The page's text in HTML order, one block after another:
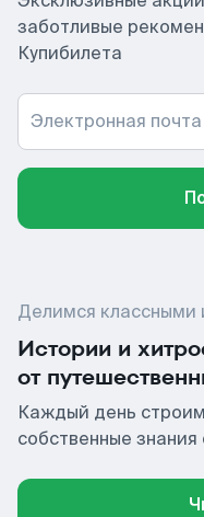
заботливые
Купибилета
Электронная почта
Делимся классными
Истории и
от
Каждый день
собственные